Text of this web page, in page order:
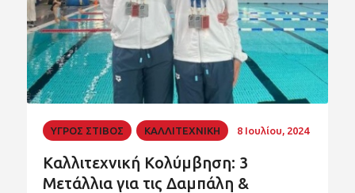
ΥΓΡΟΣ ΣΤΙΒΟΣ ΚΑΛΛΙΤΕΧΝΙΚΗ 8 Ιουλίου, 2024
Καλλιτεχνική Κολύμβηση: 3
Μετάλλια για τις Δαμπάλη &